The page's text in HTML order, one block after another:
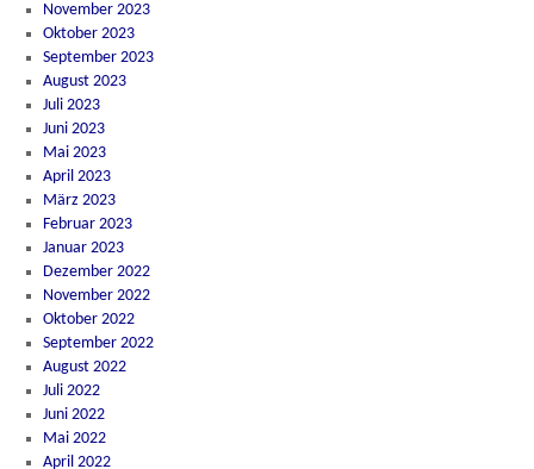
November 2023
Oktober 2023
September 2023
August 2023
Juli 2023
Juni 2023
Mai 2023
April 2023
März 2023
Februar 2023
Januar 2023
Dezember 2022
November 2022
Oktober 2022
September 2022
August 2022
Juli 2022
Juni 2022
Mai 2022
April 2022